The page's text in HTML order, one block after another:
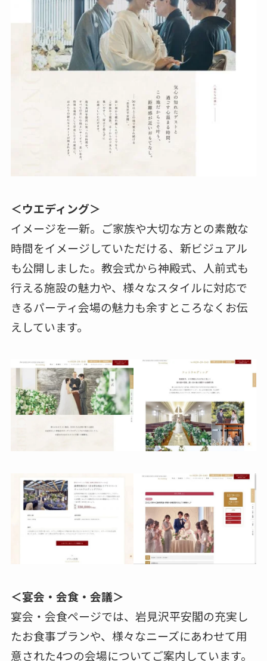
＜ウエディング＞
イメージを一新。ご家族や大切な方との素敵な
時間をイメージしていただける、新ビジュアル
も公開しました。教会式から神殿式、人前式も
行える施設の魅力や、様々なスタイルに対応で
きるパーティ会場の魅力も余すところなくお伝
えしています。
＜宴会・会食・会議＞
宴会・会食ページでは、岩見沢平安閣の充実し
たお食事プランや、様々なニーズにあわせて用
意された4つの会場についてご案内しています。